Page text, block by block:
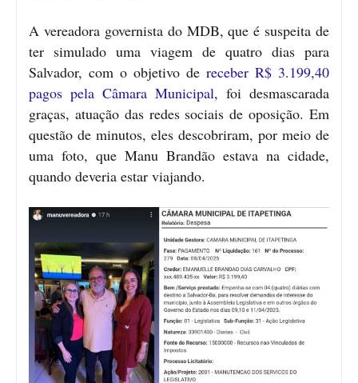
A vereadora governista do MDB, que é suspeita de
ter simulado uma viagem de quatro dias para
Salvador, com o objetivo de receber R$ 3.199,40
pagos pela Câmara Municipal, foi desmascarada
graças, atuação das redes sociais de oposição. Em
questão de minutos, eles descobriram, por meio de
uma foto, que Manu Brandão estava na cidade,
quando deveria estar viajando.